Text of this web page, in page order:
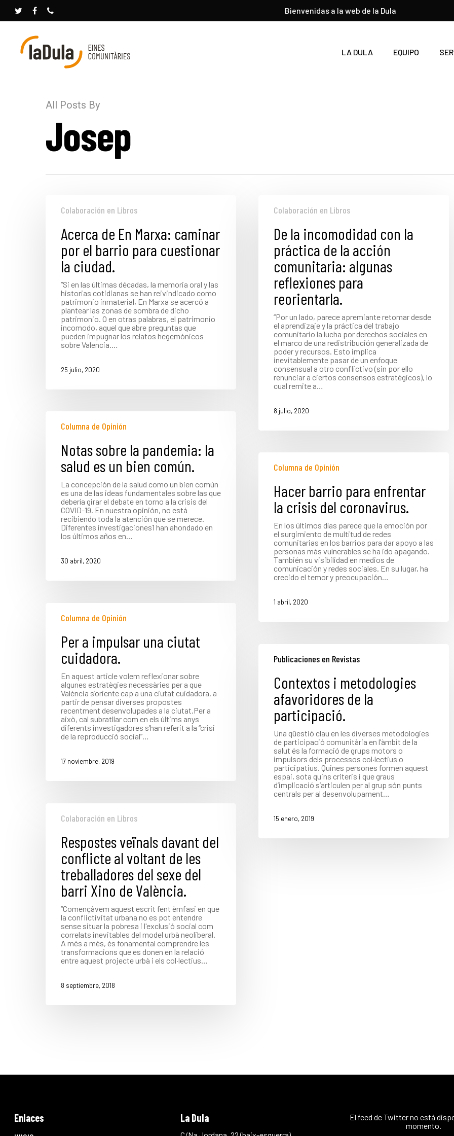
Bienvenidas a la web de la Dula
Presione INTRO para buscar o ESC para cerrar
LA DULA EQUIPO
All Posts By
Josep
Colaboración en Libros
Acerca de En Marxa: caminar
por el barrio para cuestionar
la ciudad.
“Si en las últimas décadas, la memoria oral y las
historias cotidianas se han reivindicado como
patrimonio inmaterial, En Marxa se acercó a
plantear las zonas de sombra de dicho
patrimonio. O en otras palabras, el patrimonio
incomodo, aquel que abre preguntas que
pueden impugnar los relatos hegemónicos
sobre Valencia.…
25 julio, 2020
Colaboración en Libros
De la incomodidad con la
práctica de la acción
comunitaria: algunas
reflexiones para
reorientarla.
“Por un lado, parece apremiante retomar desde
el aprendizaje y la práctica del trabajo
comunitario la lucha por derechos sociales en
el marco de una redistribución generalizada de
poder y recursos. Esto implica
inevitablemente pasar de un enfoque
consensual a otro conflictivo (sin por ello
renunciar a ciertos consensos estratégicos), lo
cual remite a…
8 julio, 2020
Columna de Opinión
Notas sobre la pandemia: la
salud es un bien común.
La concepción de la salud como un bien común
es una de las ideas fundamentales sobre las que
debería girar el debate en torno a la crisis del
COVID-19. En nuestra opinión, no está
recibiendo toda la atención que se merece.
Diferentes investigaciones1 han ahondado en
los últimos años en…
30 abril, 2020
Columna de Opinión
Hacer barrio para enfrentar
la crisis del coronavirus.
En los últimos días parece que la emoción por
el surgimiento de multitud de redes
comunitarias en los barrios para dar apoyo a las
personas más vulnerables se ha ido apagando.
También su visibilidad en medios de
comunicación y redes sociales. En su lugar, ha
crecido el temor y preocupación…
1 abril, 2020
Columna de Opinión
Per a impulsar una ciutat
cuidadora.
En aquest article volem reflexionar sobre
algunes estratègies necessàries per a que
València s’oriente cap a una ciutat cuidadora, a
partir de pensar diverses propostes
recentment desenvolupades a la ciutat.Per a
això, cal subratllar com en els últims anys
diferents investigadores s’han referit a la “crisi
de la reproducció social”…
17 noviembre, 2019
Publicaciones en Revistas
Contextos i metodologies
afavoridores de la
participació.
Una qüestió clau en les diverses metodologies
de participació comunitària en l’àmbit de la
salut és la formació de grups motors o
impulsors dels processos col·lectius o
participatius. Quines persones formen aquest
espai, sota quins criteris i que graus
d’implicació s’articulen per al grup són punts
centrals per al desenvolupament…
15 enero, 2019
Colaboración en Libros
Respostes veïnals davant del
conflicte al voltant de les
treballadores del sexe del
barri Xino de València.
“Començàvem aquest escrit fent èmfasi en que
la conflictivitat urbana no es pot entendre
sense situar la pobresa i l'exclusió social com
correlats inevitables del model urbà neoliberal.
A més a més, és fonamental comprendre les
transformacions que es donen en la relació
entre aquest projecte urbà i els col·lectius…
8 septiembre, 2018
Enlaces La Dula
El feed de Twitter no está
momento.